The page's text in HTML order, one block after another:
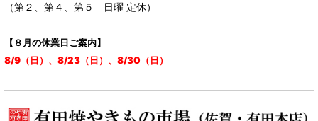
（第２、第４、第５ 日曜 定休）
【８月の休業日ご案内】
8/9（日）、8/23（日）、8/30（日）